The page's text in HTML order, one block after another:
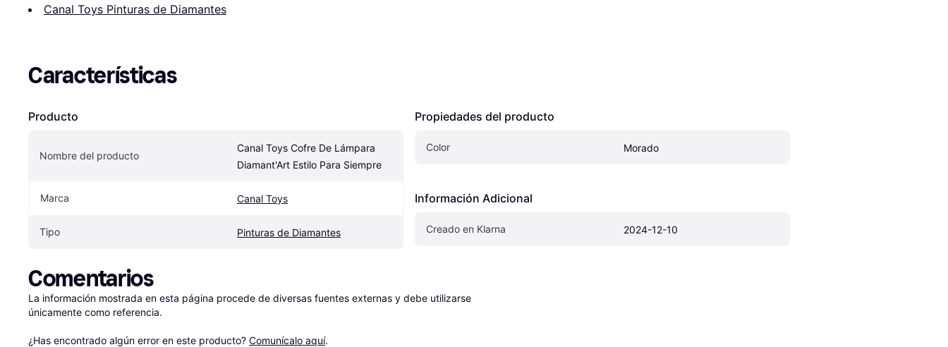
Canal Toys Pinturas de Diamantes
Características
Producto
Nombre del producto
Canal Toys Cofre De Lámpara
Diamant'Art Estilo Para Siempre
Marca Canal Toys
Tipo Pinturas de Diamantes
Propiedades del producto
Color Morado
Información Adicional
Creado en Klarna 2024-12-10
Comentarios
La información mostrada en esta página procede de diversas fuentes externas y debe utilizarse
únicamente como referencia.
¿Has encontrado algún error en este producto? Comunícalo aquí.